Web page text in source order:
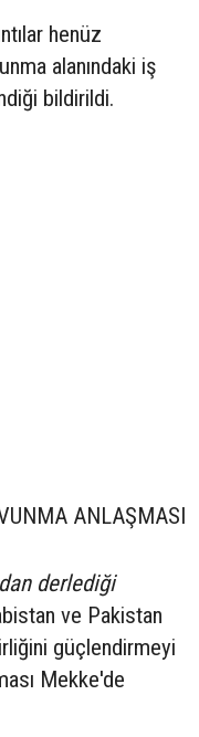
henüz
alanındaki iş
bildirildi.
ANLAŞMASI
derlediği
ve Pakistan
güçlendirmeyi
Mekke'de